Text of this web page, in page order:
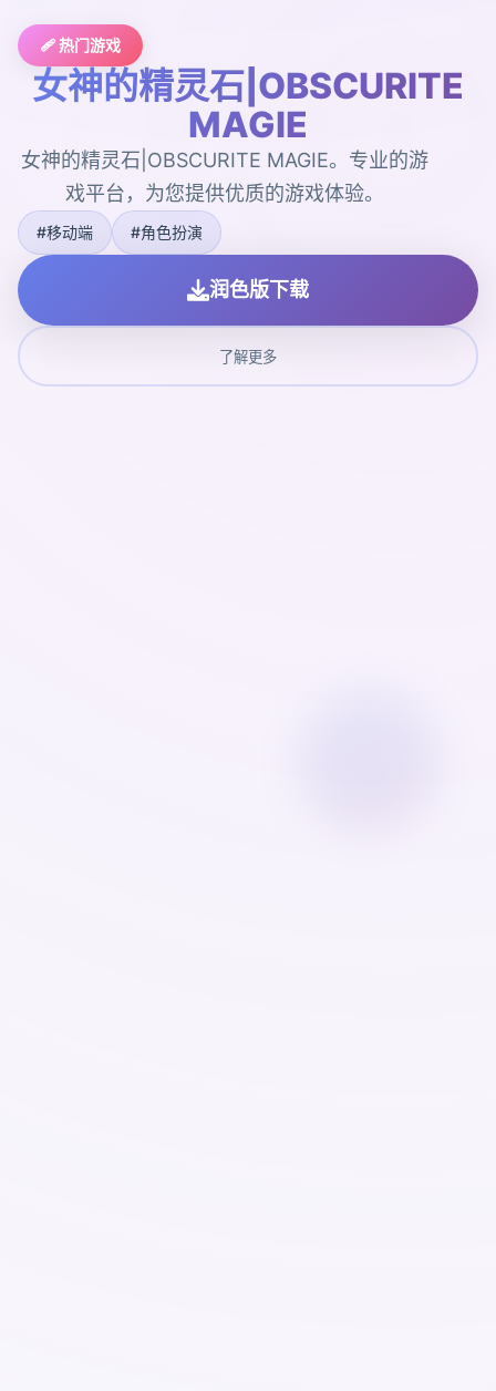
🩹 热门游戏
女神的精灵石|OBSCURITE
MAGIE
女神的精灵石|OBSCURITE MAGIE。专业的游
戏平台，为您提供优质的游戏体验。
#移动端 #角色扮演
润色版下载
了解更多